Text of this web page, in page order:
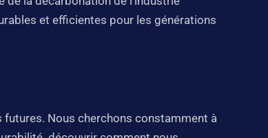
et efficientes pour les générations
futures. Nous cherchons constamment à